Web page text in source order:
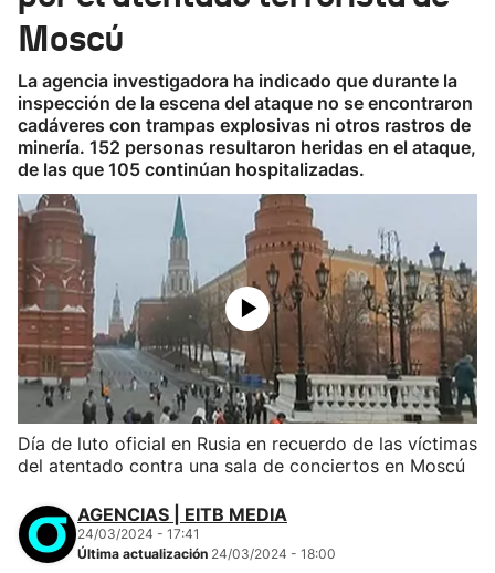
Moscú
La agencia investigadora ha indicado que durante la
inspección de la escena del ataque no se encontraron
cadáveres con trampas explosivas ni otros rastros de
minería. 152 personas resultaron heridas en el ataque,
de las que 105 continúan hospitalizadas.
Día de luto oficial en Rusia en recuerdo de las víctimas
del atentado contra una sala de conciertos en Moscú
AGENCIAS | EITB MEDIA
24/03/2024 - 17:41
Última actualización 24/03/2024 - 18:00